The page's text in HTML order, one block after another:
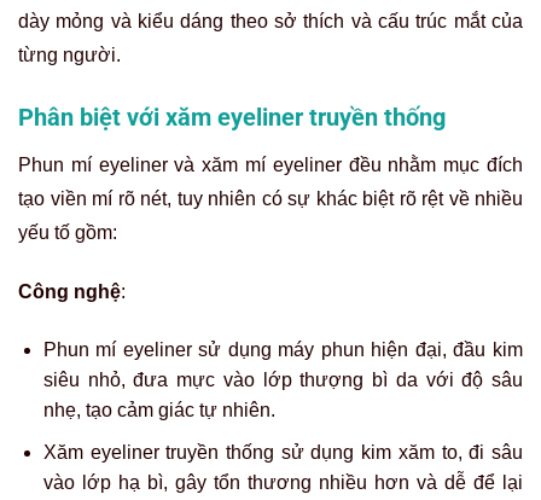
dày mỏng và kiểu dáng theo sở thích và cấu trúc mắt của
từng người.
Phân biệt với xăm eyeliner truyền thống
Phun mí eyeliner và xăm mí eyeliner đều nhằm mục đích
tạo viền mí rõ nét, tuy nhiên có sự khác biệt rõ rệt về nhiều
yếu tố gồm:
Công nghệ:
Phun mí eyeliner sử dụng máy phun hiện đại, đầu kim
siêu nhỏ, đưa mực vào lớp thượng bì da với độ sâu
nhẹ, tạo cảm giác tự nhiên.
Xăm eyeliner truyền thống sử dụng kim xăm to, đi sâu
vào lớp hạ bì, gây tổn thương nhiều hơn và dễ để lại